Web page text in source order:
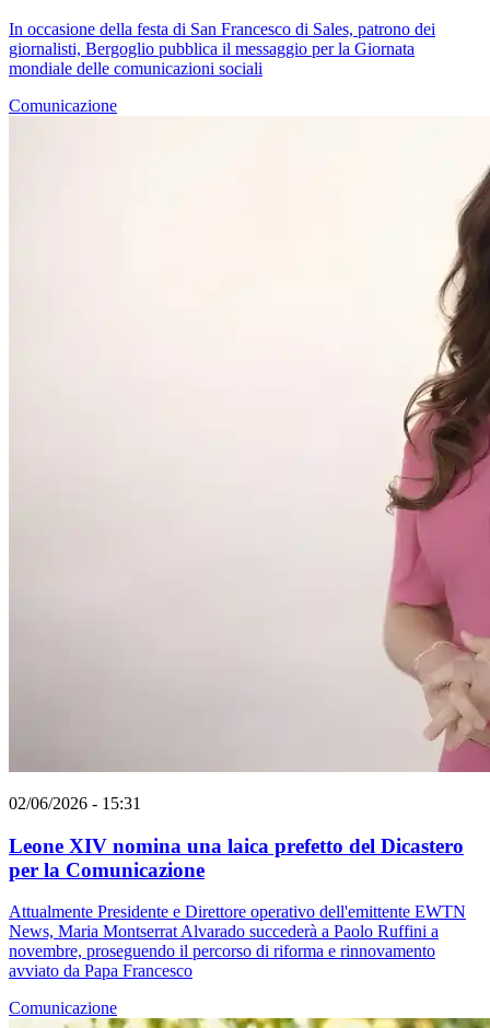
In occasione della festa di San Francesco di Sales, patrono dei
giornalisti, Bergoglio pubblica il messaggio per la Giornata
mondiale delle comunicazioni sociali
Comunicazione
02/06/2026 - 15:31
Leone XIV nomina una laica prefetto del Dicastero
per la Comunicazione
Attualmente Presidente e Direttore operativo dell'emittente EWTN
News, Maria Montserrat Alvarado succederà a Paolo Ruffini a
novembre, proseguendo il percorso di riforma e rinnovamento
avviato da Papa Francesco
Comunicazione